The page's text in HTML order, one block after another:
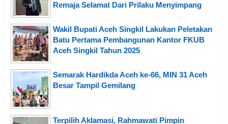
Remaja Selamat Dari Prilaku Menyimpang
Wakil Bupati Aceh Singkil Lakukan Peletakan
Batu Pertama Pembangunan Kantor FKUB
Aceh Singkil Tahun 2025
Semarak Hardikda Aceh ke-66, MIN 31 Aceh
Besar Tampil Gemilang
Terpilih Aklamasi, Rahmawati Pimpin